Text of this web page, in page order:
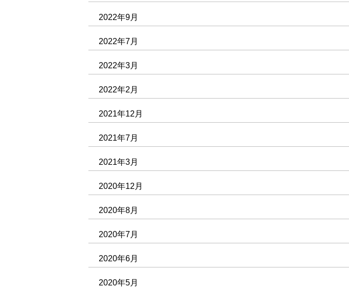
2022年9月
2022年7月
2022年3月
2022年2月
2021年12月
2021年7月
2021年3月
2020年12月
2020年8月
2020年7月
2020年6月
2020年5月